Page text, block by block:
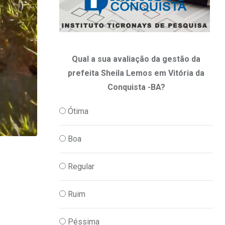
Qual a sua avaliação da gestão da
prefeita Sheila Lemos em Vitória da
Conquista -BA?
Ótima
Boa
Regular
Ruim
Péssima